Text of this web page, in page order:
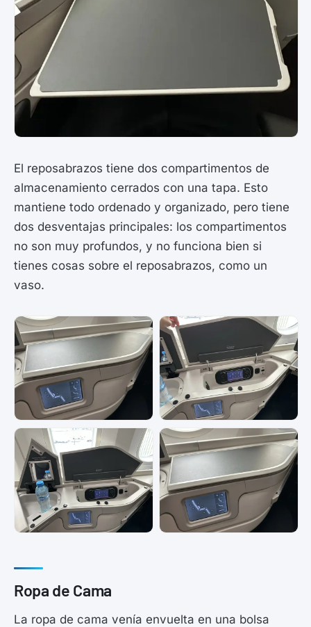
El reposabrazos tiene dos compartimentos de
almacenamiento cerrados con una tapa. Esto
mantiene todo ordenado y organizado, pero tiene
dos desventajas principales: los compartimentos
no son muy profundos, y no funciona bien si
tienes cosas sobre el reposabrazos, como un
vaso.
Ropa de Cama
La ropa de cama venía envuelta en una bolsa